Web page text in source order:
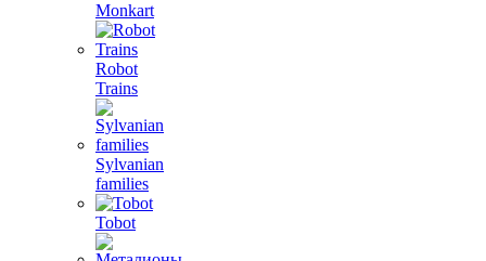
Monkart
Robot
Trains
Sylvanian
families
Tobot